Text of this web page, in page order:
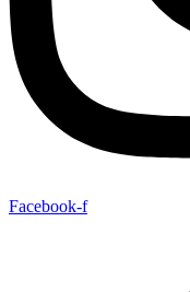
Facebook-f